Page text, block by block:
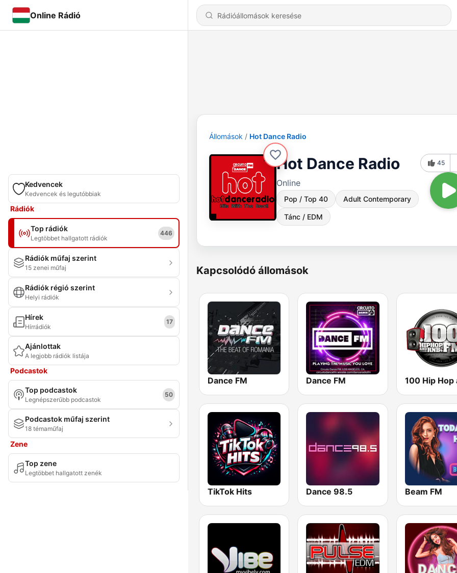
Online Rádió
Kedvencek
Kedvencek és legutóbbiak
Rádiók
Top rádiók
Legtöbbet hallgatott rádiók
446
Rádiók műfaj szerint
15 zenei műfaj
Rádiók régió szerint
Helyi rádiók
Hírek
Hírrádiók
17
Ajánlottak
A legjobb rádiók listája
Podcastok
Top podcastok
Legnépszerűbb podcastok
50
Podcastok műfaj szerint
18 témaműfaj
Zene
Top zene
Legtöbbet hallgatott zenék
Állomások Hot Dance Radio
Hot Dance Radio
Online
Pop / Top 40 Adult Contemporary
Tánc / EDM
45
Kapcsolódó állomások
Dance FM Dance FM
TikTok Hits Dance 98.5 Beam FM